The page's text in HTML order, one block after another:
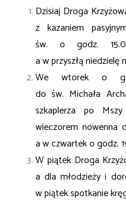
Dzisiaj Droga
z kazaniem
św. o godz.
a w przyszłą niedzielę
We wtorek o
do św. Michała
szkaplerza po
wieczorem nowenna
a w czwartek o godz.
W piątek Droga
a dla młodzieży i
w piątek spotkanie